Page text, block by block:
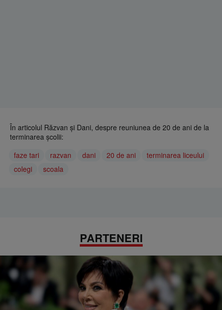
În articolul Răzvan și Dani, despre reuniunea de 20 de ani de la
terminarea școlii:
faze tari
razvan dani 20 de ani
terminarea liceului
colegi
scoala
PARTENERI